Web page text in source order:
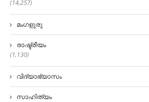
(14,257)
മംഗളുരു
രാഷ്ട്രീയം
(1,130)
വിദ്യാഭ്യാസം
സാഹിത്യം